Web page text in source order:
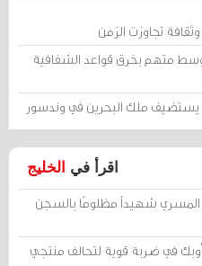
تجاوزت الزمن
متهم بخرق قواعد الشفافية
يستضيف ملك البحرين في وندسور
اقرأ في الخليج
المسري شهيداً مظلومًا بالسجن
في ضربة قوية لتحالف منتجي